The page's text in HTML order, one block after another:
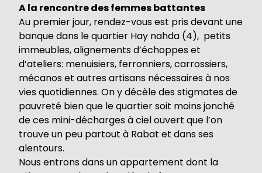
A la rencontre des femmes battantes
Au premier jour, rendez-vous est pris devant une
banque dans le quartier Hay nahda (4), petits
immeubles, alignements d’échoppes et
d’ateliers: menuisiers, ferronniers, carrossiers,
mécanos et autres artisans nécessaires à nos
vies quotidiennes. On y décèle des stigmates de
pauvreté bien que le quartier soit moins jonché
de ces mini-décharges à ciel ouvert que l’on
trouve un peu partout à Rabat et dans ses
alentours.
Nous entrons dans un appartement dont la